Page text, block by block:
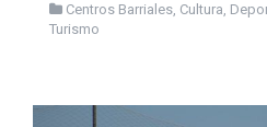
Centros Barriales, Cultura,
Turismo